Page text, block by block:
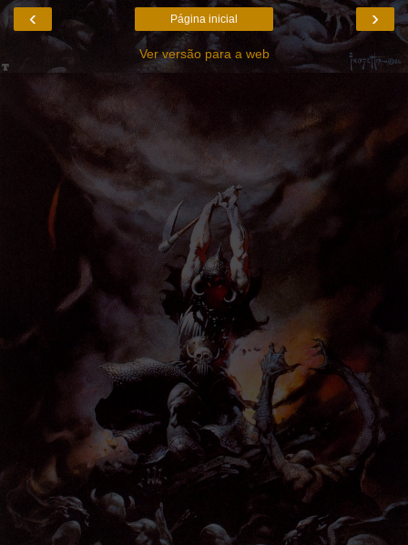
‹ ›
Página inicial
Ver versão para a web